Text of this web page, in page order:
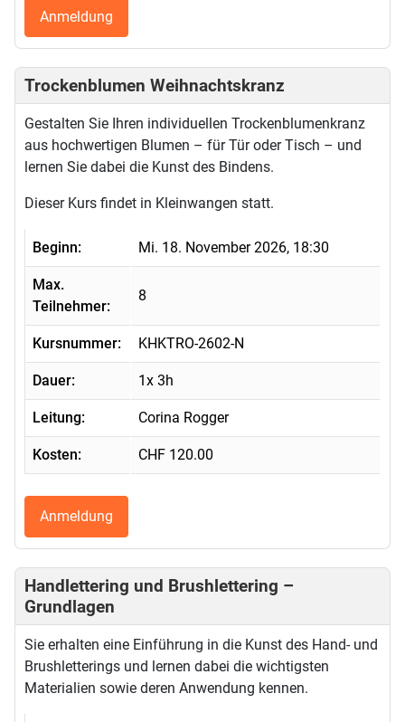
Anmeldung
Trockenblumen Weihnachtskranz
Gestalten Sie Ihren individuellen Trockenblumenkranz
aus hochwertigen Blumen – für Tür oder Tisch – und
lernen Sie dabei die Kunst des Bindens.
Dieser Kurs findet in Kleinwangen statt.
Beginn: Mi. 18. November 2026, 18:30
Max.
Teilnehmer:
8
Kursnummer: KHKTRO-2602-N
Dauer: 1x 3h
Leitung: Corina Rogger
Kosten: CHF 120.00
Anmeldung
Handlettering und Brushlettering –
Grundlagen
Sie erhalten eine Einführung in die Kunst des Hand- und
Brushletterings und lernen dabei die wichtigsten
Materialien sowie deren Anwendung kennen.